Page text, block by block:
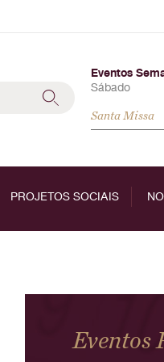
Eventos
Sábado
Santa Missa
PROJETOS SOCIAIS
Eventos